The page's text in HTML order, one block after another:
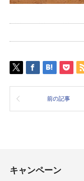
前の記事
キャンペーン